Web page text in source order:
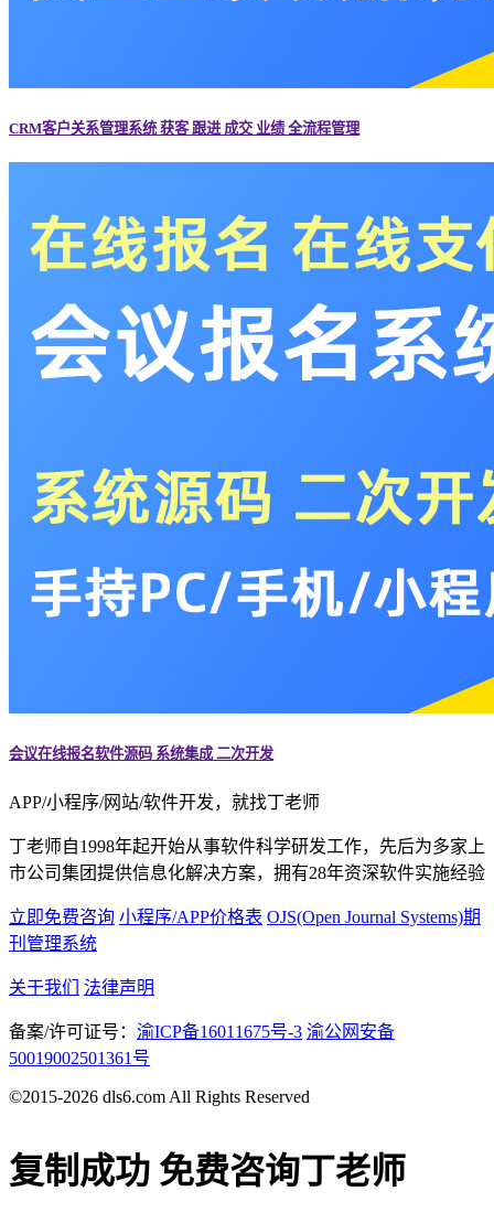
CRM客户关系管理系统 获客 跟进 成交 业绩 全流程管理
会议在线报名软件源码 系统集成 二次开发
APP/小程序/网站/软件开发，就找丁老师
丁老师自1998年起开始从事软件科学研发工作，先后为多家上
市公司集团提供信息化解决方案，拥有28年资深软件实施经验
立即免费咨询 小程序/APP价格表 OJS(Open Journal Systems)期
刊管理系统
关于我们 法律声明
备案/许可证号： 渝ICP备16011675号-3 渝公网安备
50019002501361号
©2015-2026 dls6.com All Rights Reserved
复制成功 免费咨询丁老师